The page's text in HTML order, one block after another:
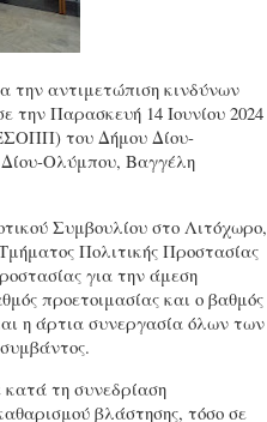
την αντιμετώπιση κινδύνων
την Παρασκευή 14 Ιουνίου 2024
του Δήμου Δίου-
Ολύμπου, Βαγγέλη
Συμβουλίου στο Λιτόχωρο,
Πολιτικής Προστασίας
για την άμεση
προετοιμασίας και ο βαθμός
η άρτια συνεργασία όλων των
τη συνεδρίαση
βλάστησης, τόσο σε